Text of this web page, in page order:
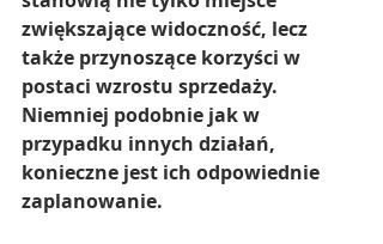
zwiększające widoczność, lecz
także przynoszące korzyści w
postaci wzrostu sprzedaży.
Niemniej podobnie jak w
przypadku innych działań,
konieczne jest ich odpowiednie
zaplanowanie.